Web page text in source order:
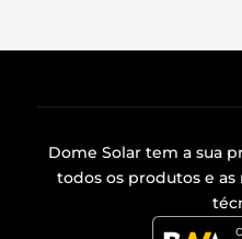
Dome Solar tem a sua
todos os produtos e